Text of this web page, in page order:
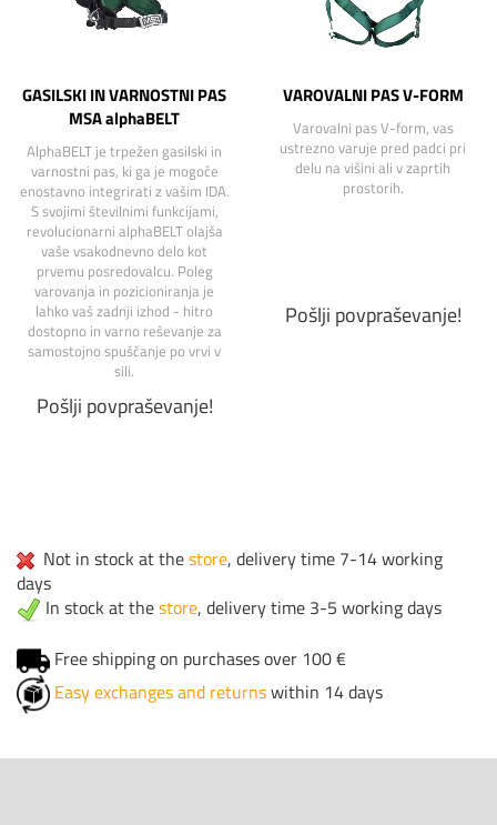
GASILSKI IN VARNOSTNI PAS
MSA alphaBELT
AlphaBELT je trpežen gasilski in
varnostni pas, ki ga je mogoče
enostavno integrirati z vašim IDA.
S svojimi številnimi funkcijami,
revolucionarni alphaBELT olajša
vaše vsakodnevno delo kot
prvemu posredovalcu. Poleg
varovanja in pozicioniranja je
lahko vaš zadnji izhod - hitro
dostopno in varno reševanje za
samostojno spuščanje po vrvi v
sili.
Pošlji povpraševanje!
VAROVALNI PAS V-FORM
Varovalni pas V-form, vas
ustrezno varuje pred padci pri
delu na višini ali v zaprtih
prostorih.
Pošlji povpraševanje!
Not in stock at thestore, delivery time 7-14 working
days
In stock at thestore, delivery time 3-5 working days
Free shipping on purchases over 100 €
Easy exchanges and returnswithin 14 days